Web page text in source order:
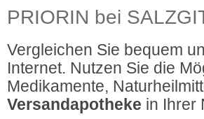
PRIORIN bei
Vergleichen Sie bequem
Internet. Nutzen Sie die
Medikamente,
Versandapotheke in Ihrer